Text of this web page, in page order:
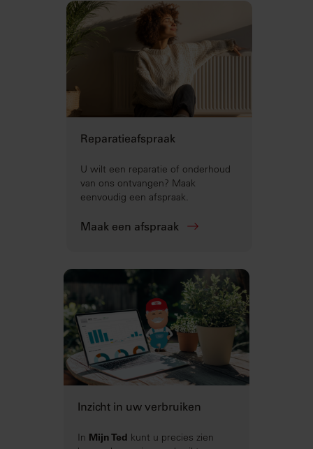
Reparatieafspraak
U wilt een reparatie of onderhoud
van ons ontvangen? Maak
eenvoudig een afspraak.
Maak een afspraak
Inzicht in uw verbruiken
In Mijn Ted kunt u precies zien